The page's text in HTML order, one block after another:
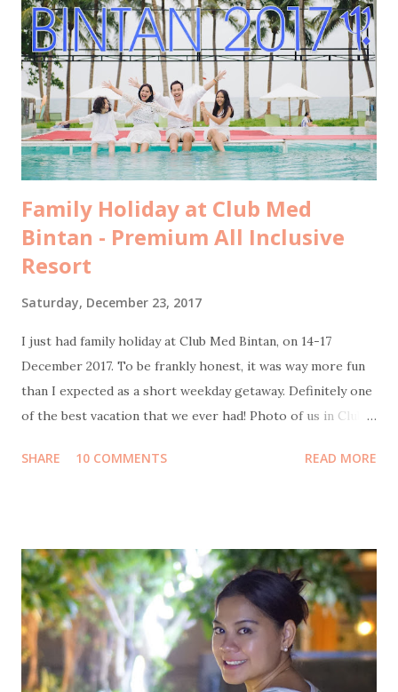
pasangan buat kode-kode, ehehehe. Tahun ini bukan
pertama kalinya saya ke Maldives. Sebab dua tahun lalu saya
dan suami sudah pernah liburan ke Maldives berdua saja
untuk ritual hornymoon di ulang tahun pernikahan kami.
Oleh-oleh dalam bentuk tulisan saya untuk LiveOlive bisa
dikonsumsi gratis di sini: Tips Libura...
Family Holiday at Club Med
Bintan - Premium All Inclusive
Resort
Saturday, December 23, 2017
I just had family holiday at Club Med Bintan, on 14-17
December 2017. To be frankly honest, it was way more fun
than I expected as a short weekday getaway. Definitely one
of the best vacation that we ever had! Photo of us in Club
to Bintan Island We flew on Thursday morning, 14
boarding at 10:30 but unfortunately got delayed for about
an hour, so we arrived at around 1pm. Transportation from
Bintan airport to Bintan resort At Bintan airport, a driver
was already waiting with a sign board "Club Med". We then
continued the journey by car, an hour long road without
SHARE 10 COMMENTS READ MORE